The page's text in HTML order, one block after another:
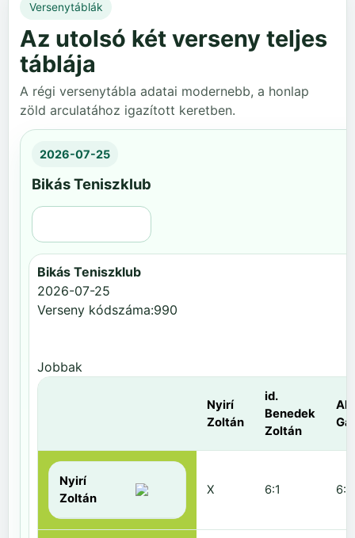
Versenytáblák
Az utolsó két verseny teljes
táblája
A régi versenytábla adatai modernebb, a honlap
zöld arculatához igazított keretben.
2026-07-25
Bikás Teniszklub
Bikás Teniszklub
2026-07-25
Verseny kódszáma:990
Jobbak
Nyirí
Zoltán
id.
Benedek
Zoltán
Nyirí
Zoltán
X 6:1 6:2